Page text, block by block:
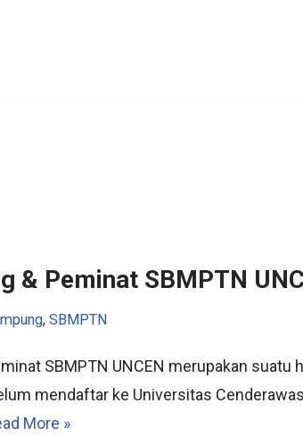
& Peminat SBMPTN
, SBMPTN
SBMPTN UNCEN merupakan suatu
mendaftar ke Universitas
More »